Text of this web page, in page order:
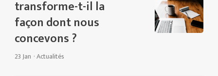
transforme-t-il la
façon dont nous
concevons ?
23 Jan ·Actualités